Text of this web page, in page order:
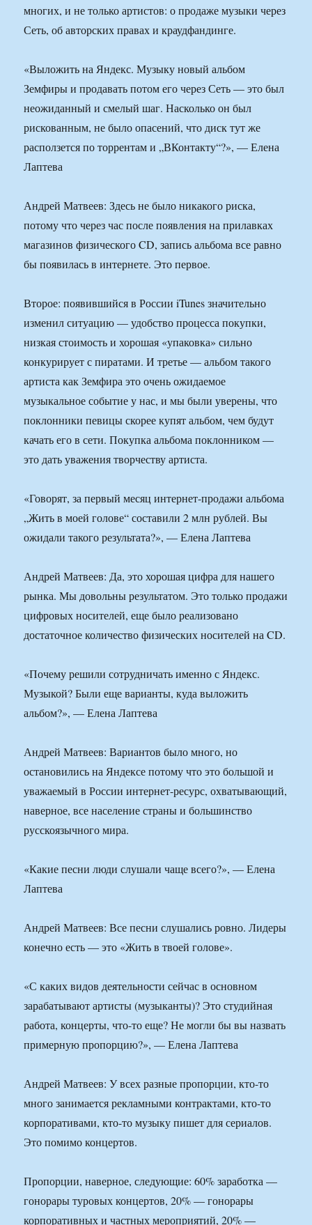
многих, и не только артистов: о продаже музыки через
Сеть, об авторских правах и краудфандинге.
«Выложить на Яндекс. Музыку новый альбом
Земфиры и продавать потом его через Сеть — это был
неожиданный и смелый шаг. Насколько он был
рискованным, не было опасений, что диск тут же
расползется по торрентам и „ВКонтакту“?», — Елена
Лаптева
Андрей Матвеев: Здесь не было никакого риска,
потому что через час после появления на прилавках
магазинов физического CD, запись альбома все равно
бы появилась в интернете. Это первое.
Второе: появившийся в России iTunes значительно
изменил ситуацию — удобство процесса покупки,
низкая стоимость и хорошая «упаковка» сильно
конкурирует с пиратами. И третье — альбом такого
артиста как Земфира это очень ожидаемое
музыкальное событие у нас, и мы были уверены, что
поклонники певицы скорее купят альбом, чем будут
качать его в сети. Покупка альбома поклонником —
это дать уважения творчеству артиста.
«Говорят, за первый месяц интернет-продажи альбома
„Жить в моей голове“ составили 2 млн рублей. Вы
ожидали такого результата?», — Елена Лаптева
Андрей Матвеев: Да, это хорошая цифра для нашего
рынка. Мы довольны результатом. Это только продажи
цифровых носителей, еще было реализовано
достаточное количество физических носителей на CD.
«Почему решили сотрудничать именно с Яндекс.
Музыкой? Были еще варианты, куда выложить
альбом?», — Елена Лаптева
Андрей Матвеев: Вариантов было много, но
остановились на Яндексе потому что это большой и
уважаемый в России интернет-ресурс, охватывающий,
наверное, все население страны и большинство
русскоязычного мира.
«Какие песни люди слушали чаще всего?», — Елена
Лаптева
Андрей Матвеев: Все песни слушались ровно. Лидеры
конечно есть — это «Жить в твоей голове».
«С каких видов деятельности сейчас в основном
зарабатывают артисты (музыканты)? Это студийная
работа, концерты, что-то еще? Не могли бы вы назвать
примерную пропорцию?», — Елена Лаптева
Андрей Матвеев: У всех разные пропорции, кто-то
много занимается рекламными контрактами, кто-то
корпоративами, кто-то музыку пишет для сериалов.
Это помимо концертов.
Пропорции, наверное, следующие: 60% заработка —
гонорары туровых концертов, 20% — гонорары
корпоративных и частных мероприятий, 20% —